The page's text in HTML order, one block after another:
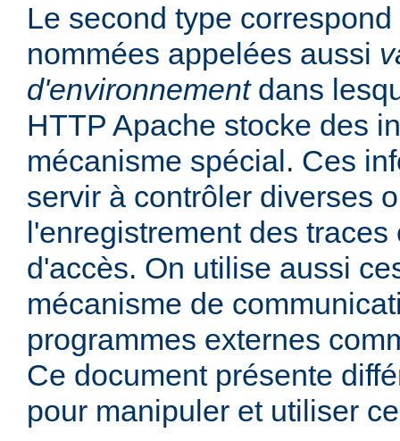
Le second type
nommées appelées aussi
d'environnementdans
HTTP Apache stocke des
mécanisme spécial. Ces
servir à contrôler diverses
l'enregistrement des traces
d'accès. On utilise aussi
mécanisme de
programmes externes
Ce document présente
pour manipuler et utiliser